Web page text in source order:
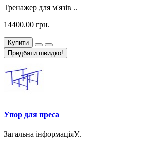
Тренажер для м'язів ..
14400.00 грн.
Купити
Придбати швидко!
Упор для преса
Загальна інформаціяУ..